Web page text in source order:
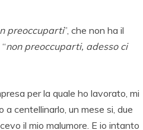
preoccuparti”, che non ha il
non preoccuparti, adesso ci
per la quale ho lavorato, mi
a centellinarlo, un mese si, due
il mio malumore. E io intanto